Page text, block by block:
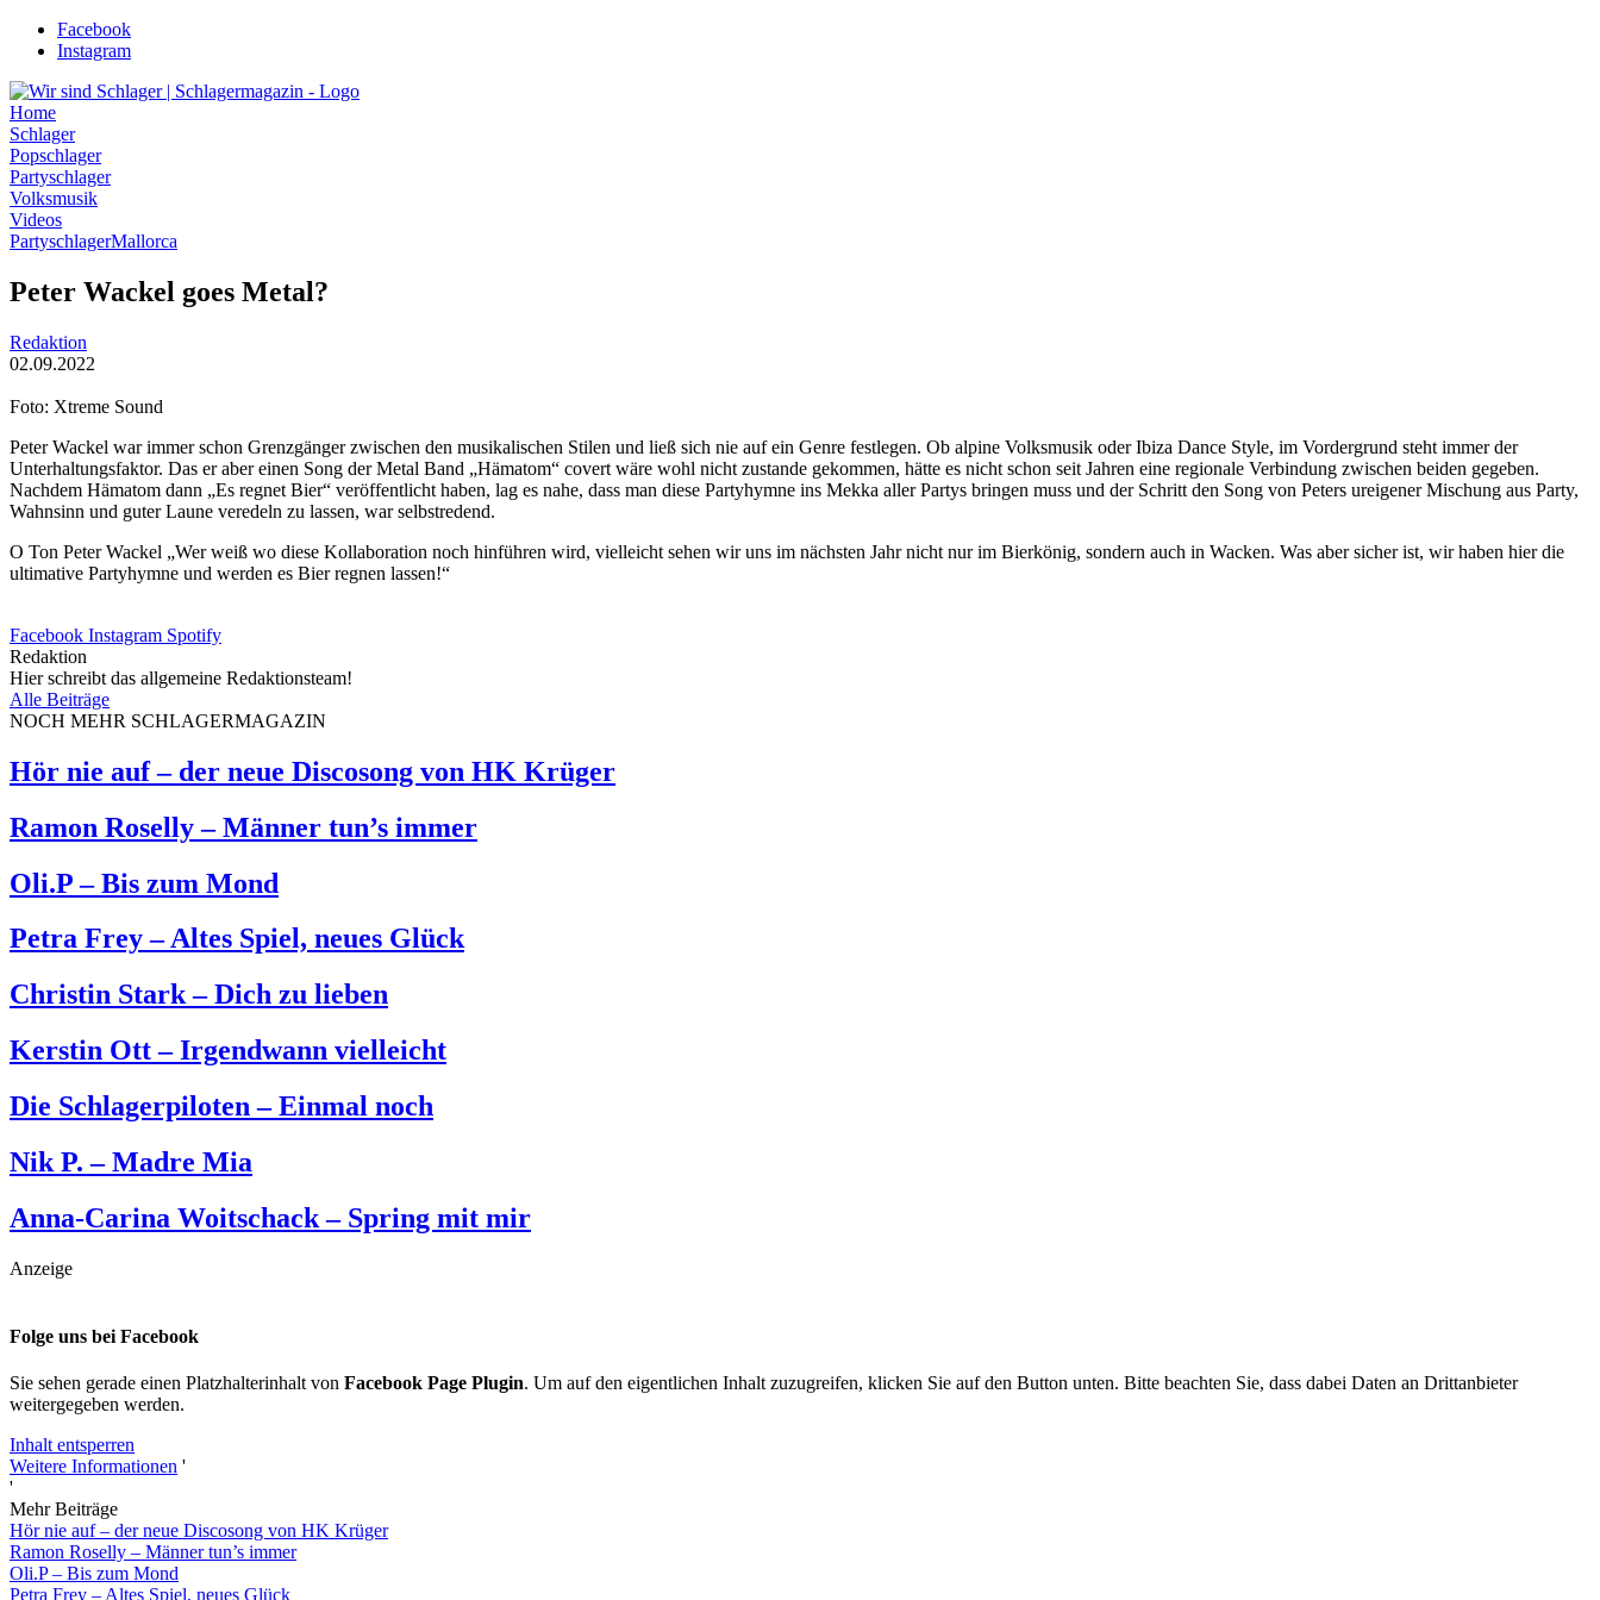
Zum
Inhalt
Facebook
Instagram
Home
Schlager
Popschlager
Partyschlager
Volksmusik
Videos
PartyschlagerMallorca
Peter Wackel goes Metal?
Redaktion
02.09.2022
Foto: Xtreme Sound
Peter Wackel war immer schon Grenzgänger zwischen den musikalischen Stilen und ließ sich nie auf ein Genre festlegen. Ob alpine Volksmusik oder Ibiza Dance Style, im Vordergrund steht immer der
Unterhaltungsfaktor. Das er aber einen Song der Metal Band „Hämatom“ covert wäre wohl nicht zustande gekommen, hätte es nicht schon seit Jahren eine regionale Verbindung zwischen beiden gegeben.
Nachdem Hämatom dann „Es regnet Bier“ veröffentlicht haben, lag es nahe, dass man diese Partyhymne ins Mekka aller Partys bringen muss und der Schritt den Song von Peters ureigener Mischung aus Party,
Wahnsinn und guter Laune veredeln zu lassen, war selbstredend.
O Ton Peter Wackel „Wer weiß wo diese Kollaboration noch hinführen wird, vielleicht sehen wir uns im nächsten Jahr nicht nur im Bierkönig, sondern auch in Wacken. Was aber sicher ist, wir haben hier die
ultimative Partyhymne und werden es Bier regnen lassen!“
Facebook Instagram Spotify
Redaktion
Hier schreibt das allgemeine Redaktionsteam!
Alle Beiträge
NOCH MEHR SCHLAGERMAGAZIN
Hör nie auf – der neue Discosong von HK Krüger
Ramon Roselly – Männer tun’s immer
Oli.P – Bis zum Mond
Petra Frey – Altes Spiel, neues Glück
Christin Stark – Dich zu lieben
Kerstin Ott – Irgendwann vielleicht
Die Schlagerpiloten – Einmal noch
Nik P. – Madre Mia
Anna-Carina Woitschack – Spring mit mir
Anzeige
Folge uns bei Facebook
Sie sehen gerade einen Platzhalterinhalt von Facebook Page Plugin. Um auf den eigentlichen Inhalt zuzugreifen, klicken Sie auf den Button unten. Bitte beachten Sie, dass dabei Daten an Drittanbieter
weitergegeben werden.
Inhalt entsperren
Weitere Informationen '
'
Mehr Beiträge
Hör nie auf – der neue Discosong von HK Krüger
Ramon Roselly – Männer tun’s immer
Oli.P – Bis zum Mond
Petra Frey – Altes Spiel, neues Glück